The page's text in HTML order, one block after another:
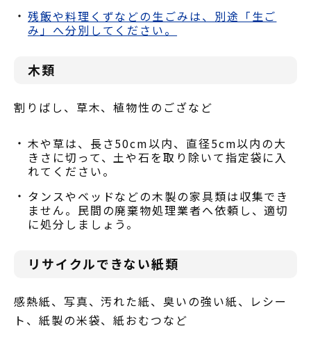
残飯や料理くずなどの生ごみは、別途「生ご
み」へ分別してください。
木類
割りばし、草木、植物性のござなど
木や草は、長さ50cm以内、直径5cm以内の大
きさに切って、土や石を取り除いて指定袋に入
れてください。
タンスやベッドなどの木製の家具類は収集でき
ません。民間の廃棄物処理業者へ依頼し、適切
に処分しましょう。
リサイクルできない紙類
感熱紙、写真、汚れた紙、臭いの強い紙、レシー
ト、紙製の米袋、紙おむつなど